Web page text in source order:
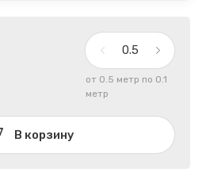
от 0.5 метр по 0.1
метр
В корзину